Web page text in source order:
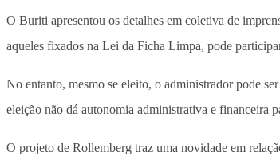
O Buriti apresentou os detalhes em coletiva de
aqueles fixados na Lei da Ficha Limpa, pode
No entanto, mesmo se eleito, o administrador pode
eleição não dá autonomia administrativa e financeira
O projeto de Rollemberg traz uma novidade em